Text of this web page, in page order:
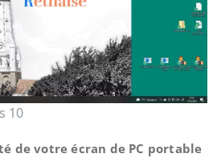
10
de votre écran de PC portable